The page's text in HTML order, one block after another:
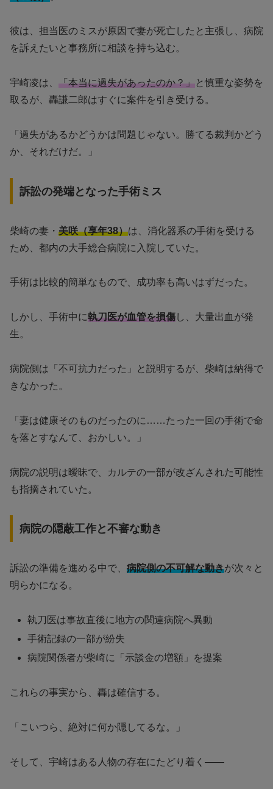
彼は、担当医のミスが原因で妻が死亡したと主張し、病院
を訴えたいと事務所に相談を持ち込む。
宇崎凌は、 「本当に過失があったのか？」と慎重な姿勢を
取るが、轟謙二郎はすぐに案件を引き受ける。
「過失があるかどうかは問題じゃない。勝てる裁判かどう
か、それだけだ。」
訴訟の発端となった手術ミス
柴崎の妻・ 美咲（享年38）は、消化器系の手術を受ける
ため、都内の大手総合病院に入院していた。
手術は比較的簡単なもので、成功率も高いはずだった。
しかし、手術中に執刀医が血管を損傷し、大量出血が発
生。
病院側は「不可抗力だった」と説明するが、柴崎は納得で
きなかった。
「妻は健康そのものだったのに……たった一回の手術で命
を落とすなんて、おかしい。」
病院の説明は曖昧で、カルテの一部が改ざんされた可能性
も指摘されていた。
病院の隠蔽工作と不審な動き
訴訟の準備を進める中で、 病院側の不可解な動きが次々と
明らかになる。
執刀医は事故直後に地方の関連病院へ異動
手術記録の一部が紛失
病院関係者が柴崎に「示談金の増額」を提案
これらの事実から、轟は確信する。
「こいつら、絶対に何か隠してるな。」
そして、宇崎はある人物の存在にたどり着く——